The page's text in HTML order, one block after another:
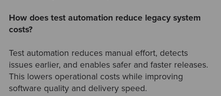
How does test automation reduce legacy system
costs?
Test automation reduces manual effort, detects
issues earlier, and enables safer and faster releases.
This lowers operational costs while improving
software quality and delivery speed.